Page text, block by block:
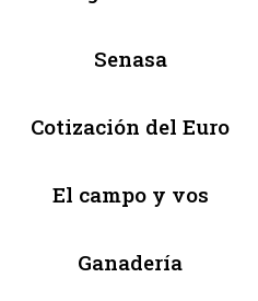
Senasa
Cotización del Euro
El campo y vos
Ganadería